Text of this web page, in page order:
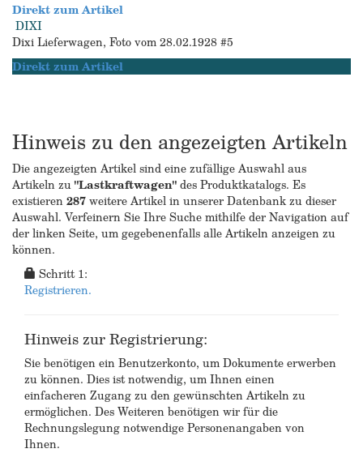
Direkt zum Artikel
DIXI
Dixi Lieferwagen, Foto vom 28.02.1928 #5
Direkt zum Artikel
Hinweis zu den angezeigten Artikeln
Die angezeigten Artikel sind eine zufällige Auswahl aus
Artikeln zu"Lastkraftwagen"des Produktkatalogs. Es
existieren287weitere Artikel in unserer Datenbank zu dieser
Auswahl. Verfeinern Sie Ihre Suche mithilfe der Navigation auf
der linken Seite, um gegebenenfalls alle Artikeln anzeigen zu
können.
Schritt 1:
Registrieren.
Hinweis zur Registrierung:
Sie benötigen ein Benutzerkonto, um Dokumente erwerben
zu können. Dies ist notwendig, um Ihnen einen
einfacheren Zugang zu den gewünschten Artikeln zu
ermöglichen. Des Weiteren benötigen wir für die
Rechnungslegung notwendige Personenangaben von
Ihnen.